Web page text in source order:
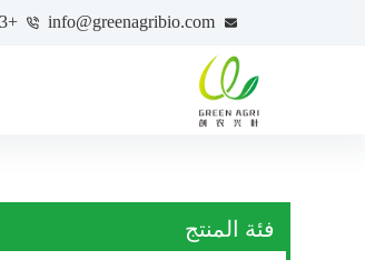
info@greenagribio.com
+86-18966738003
فئة المنتج